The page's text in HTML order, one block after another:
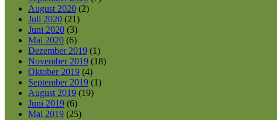
August 2020 (2)
Juli 2020 (21)
Juni 2020 (3)
Mai 2020 (6)
Dezember 2019 (1)
November 2019 (18)
Oktober 2019 (4)
September 2019 (1)
August 2019 (19)
Juni 2019 (6)
Mai 2019 (25)